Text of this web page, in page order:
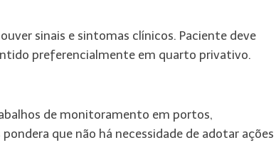
sinais e sintomas clínicos. Paciente deve
preferencialmente em quarto privativo.
de monitoramento em portos,
que não há necessidade de adotar ações